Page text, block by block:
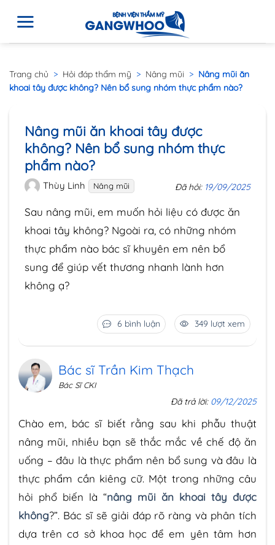
Trang chủ > Hỏi đáp thẩm mỹ > Nâng mũi > Nâng mũi ăn
khoai tây được không? Nên bổ sung nhóm thực phẩm nào?
Nâng mũi ăn khoai tây được
không? Nên bổ sung nhóm thực
phẩm nào?
Thùy Linh Nâng mũi Đã hỏi: 19/09/2025
Sau nâng mũi, em muốn hỏi liệu có được ăn
khoai tây không? Ngoài ra, có những nhóm
thực phẩm nào bác sĩ khuyên em nên bổ
sung để giúp vết thương nhanh lành hơn
không ạ?
6 bình luận 349 lượt xem
Bác sĩ Trần Kim Thạch
Bác Sĩ CKI
Đã trả lời: 09/12/2025
Chào em, bác sĩ biết rằng sau khi phẫu thuật
nâng mũi, nhiều bạn sẽ thắc mắc về chế độ ăn
uống – đâu là thực phẩm nên bổ sung và đâu là
thực phẩm cần kiêng cữ. Một trong những câu
hỏi phổ biến là “nâng mũi ăn khoai tây được
không?”. Bác sĩ sẽ giải đáp rõ ràng và phân tích
dựa trên cơ sở khoa học để em yên tâm hơn